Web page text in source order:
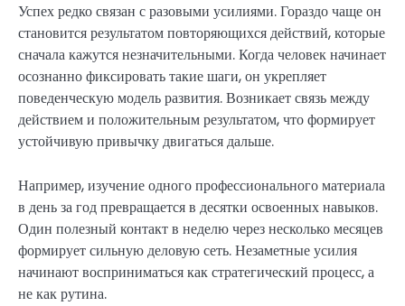
Успех редко связан с разовыми усилиями. Гораздо чаще он
становится результатом повторяющихся действий, которые
сначала кажутся незначительными. Когда человек начинает
осознанно фиксировать такие шаги, он укрепляет
поведенческую модель развития. Возникает связь между
действием и положительным результатом, что формирует
устойчивую привычку двигаться дальше.
Например, изучение одного профессионального материала
в день за год превращается в десятки освоенных навыков.
Один полезный контакт в неделю через несколько месяцев
формирует сильную деловую сеть. Незаметные усилия
начинают восприниматься как стратегический процесс, а
не как рутина.